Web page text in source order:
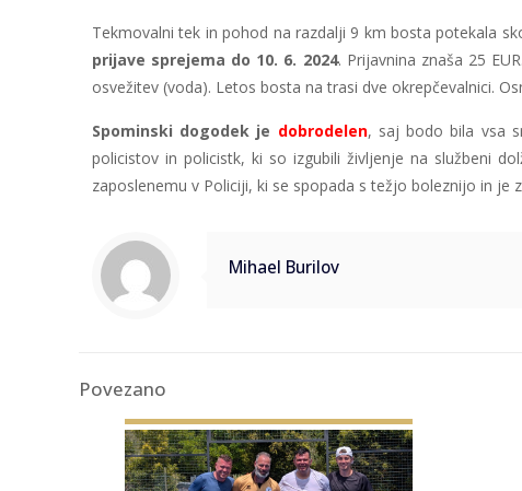
Tekmovalni tek in pohod na razdalji 9 km bosta potekala
prijave sprejema do 10. 6. 2024. Prijavnina znaša 25
osvežitev (voda). Letos bosta na trasi dve okrepčevalnici.
Spominski dogodek je dobrodelen, saj bodo bila vsa
policistov in policistk, ki so izgubili življenje na službeni
zaposlenemu v Policiji, ki se spopada s težjo boleznijo in je
Mihael Burilov
Povezano